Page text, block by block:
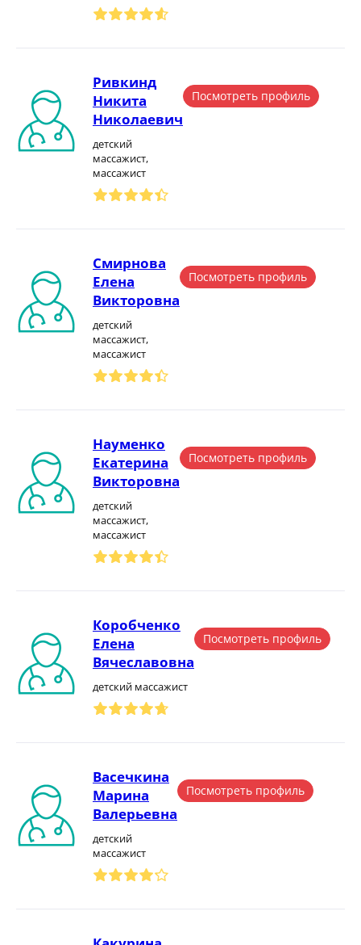
Ривкинд
Никита
Николаевич
детский
массажист,
массажист
Посмотреть профиль
Смирнова
Елена
Викторовна
детский
массажист,
массажист
Посмотреть профиль
Науменко
Екатерина
Викторовна
детский
массажист,
массажист
Посмотреть профиль
Коробченко
Елена
Вячеславовна
детский массажист
Посмотреть профиль
Васечкина
Марина
Валерьевна
детский
массажист
Посмотреть профиль